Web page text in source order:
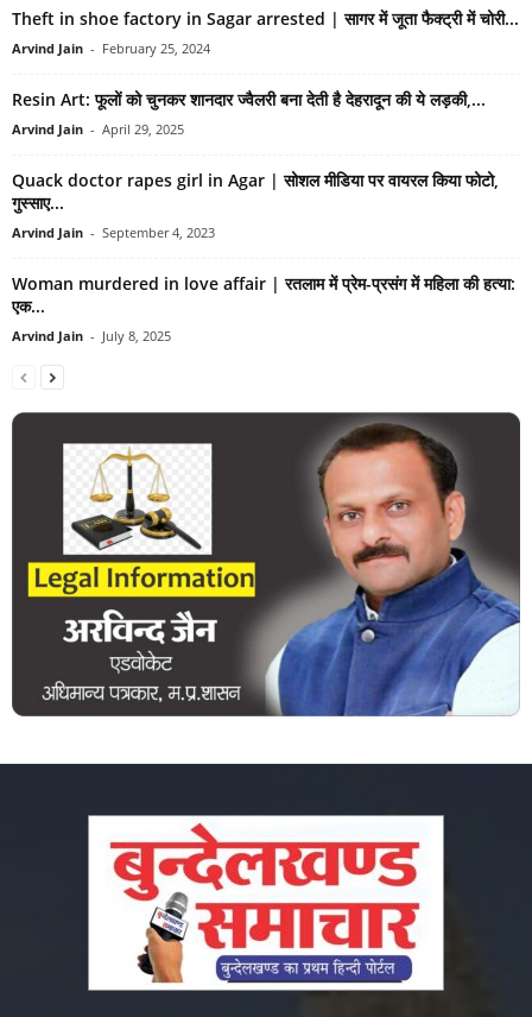
Theft in shoe factory in Sagar arrested | सागर में जूता फैक्ट्री में चोरी...
Arvind Jain - February 25, 2024
Resin Art: फूलों को चुनकर शानदार ज्वैलरी बना देती है देहरादून की ये लड़की,...
Arvind Jain - April 29, 2025
Quack doctor rapes girl in Agar | सोशल मीडिया पर वायरल किया फोटो,
गुस्साए...
Arvind Jain - September 4, 2023
Woman murdered in love affair | रतलाम में प्रेम-प्रसंग में महिला की हत्या:
एक...
Arvind Jain - July 8, 2025